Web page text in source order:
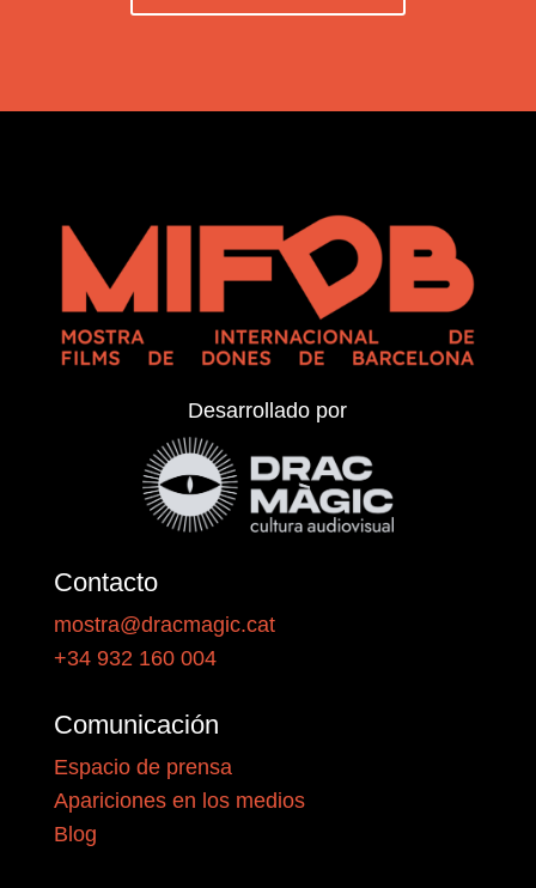
Desarrollado por
Contacto
mostra@dracmagic.cat
+34 932 160 004
Comunicación
Espacio de prensa
Apariciones en los medios
Blog